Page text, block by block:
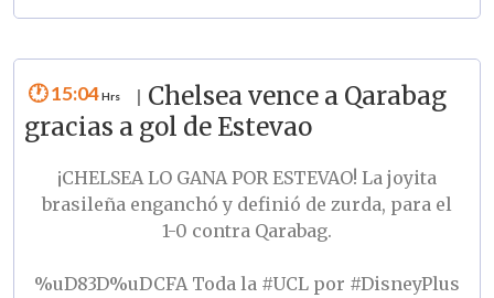
15:04
Chelsea vence a Qarabag
gracias a gol de Estevao
¡CHELSEA LO GANA POR ESTEVAO! La joyita
brasileña enganchó y definió de zurda, para el
1-0 contra Qarabag.
%uD83D%uDCFA Toda la #UCLpor #DisneyPlus